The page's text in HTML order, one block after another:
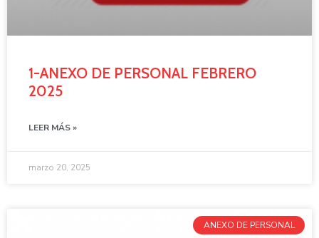
1-ANEXO DE PERSONAL FEBRERO
2025
LEER MÁS »
marzo 20, 2025
ANEXO DE PERSONAL